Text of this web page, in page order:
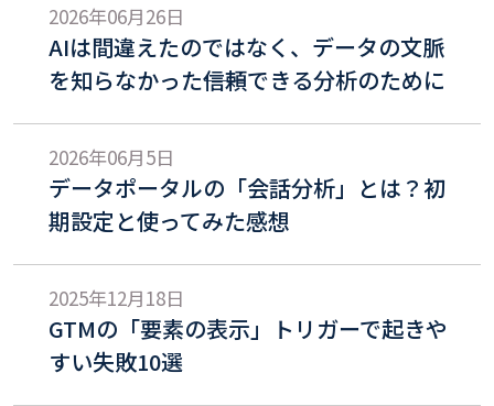
2026年06月26日
AIは間違えたのではなく、データの文脈
を知らなかった――信頼できる分析のために
2026年06月5日
データポータルの「会話分析」とは？初
期設定と使ってみた感想
2025年12月18日
GTMの「要素の表示」トリガーで起きや
すい失敗10選